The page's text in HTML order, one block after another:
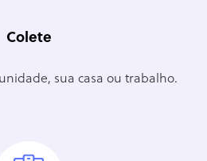
Colete
sua casa ou trabalho.